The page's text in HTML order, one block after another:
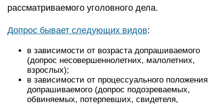
рассматриваемого уголовного дела.
Допрос бывает следующих видов:
в зависимости от возраста допрашиваемого
(допрос несовершеннолетних, малолетних,
взрослых);
в зависимости от процессуального положения
допрашиваемого (допрос подозреваемых,
обвиняемых, потерпевших, свидетеля,